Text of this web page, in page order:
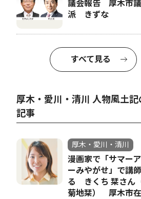
議会報告 厚木市
派 きずな
すべて見る
厚木・愛川・清川 人物風土記
記事
厚木・愛川・清川
漫画家で「サマー
ーみやがせ」で講
る きくち 栞さん
菊地栞） 厚木市